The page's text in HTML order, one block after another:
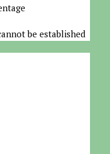
be established